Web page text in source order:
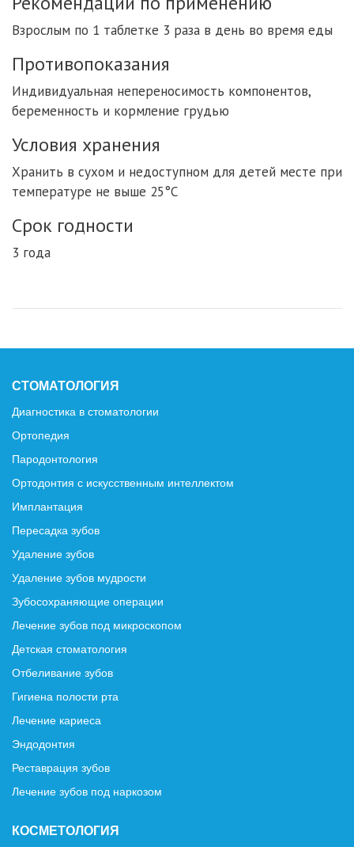
Взрослым по 1 таблетке 3 раза в день во время еды
Противопоказания
Индивидуальная непереносимость компонентов,
беременность и кормление грудью
Условия хранения
Хранить в сухом и недоступном для детей месте при
температуре не выше 25°С
Срок годности
3 года
СТОМАТОЛОГИЯ
Диагностика в стоматологии
Ортопедия
Пародонтология
Ортодонтия с искусственным интеллектом
Имплантация
Пересадка зубов
Удаление зубов
Удаление зубов мудрости
Зубосохраняющие операции
Лечение зубов под микроскопом
Детская стоматология
Отбеливание зубов
Гигиена полости рта
Лечение кариеса
Эндодонтия
Реставрация зубов
Лечение зубов под наркозом
КОСМЕТОЛОГИЯ